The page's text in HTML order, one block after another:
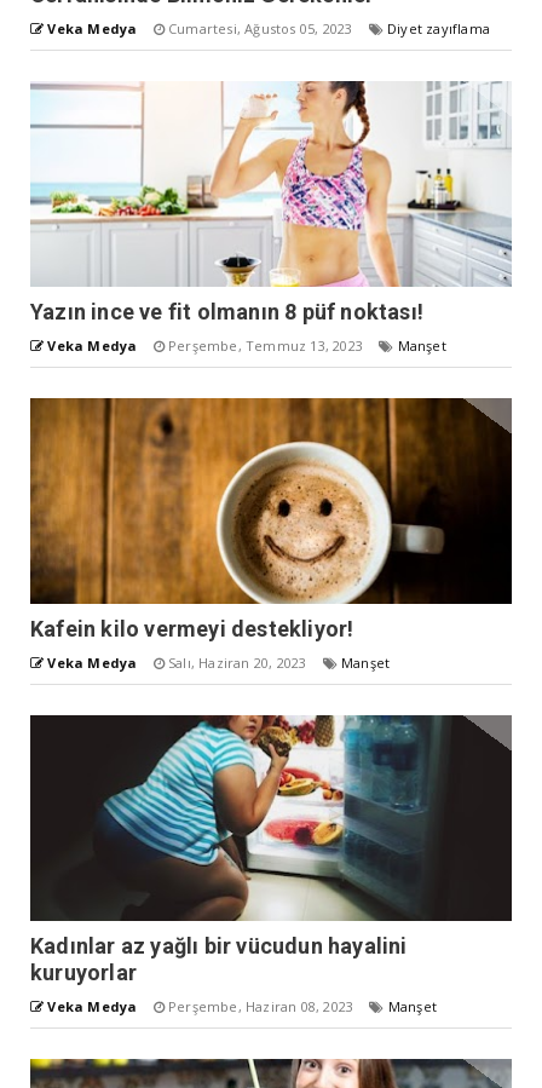
Veka Medya Cumartesi, Ağustos 05, 2023 Diyet zayıflama
Yazın ince ve fit olmanın 8 püf noktası!
Veka Medya Perşembe, Temmuz 13, 2023 Manşet
Kafein kilo vermeyi destekliyor!
Veka Medya Salı, Haziran 20, 2023 Manşet
Kadınlar az yağlı bir vücudun hayalini
kuruyorlar
Veka Medya Perşembe, Haziran 08, 2023 Manşet